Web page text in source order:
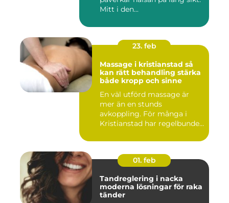
Mitt i den...
23. feb
Massage i kristianstad så
kan rätt behandling stärka
både kropp och sinne
En väl utförd massage är
mer än en stunds
avkoppling. För många i
Kristianstad har regelbunden
01. feb
Tandreglering i nacka
moderna lösningar för raka
tänder